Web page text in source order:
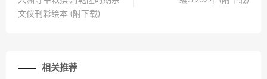
文仪刊彩绘本 (附下载)
相关推荐